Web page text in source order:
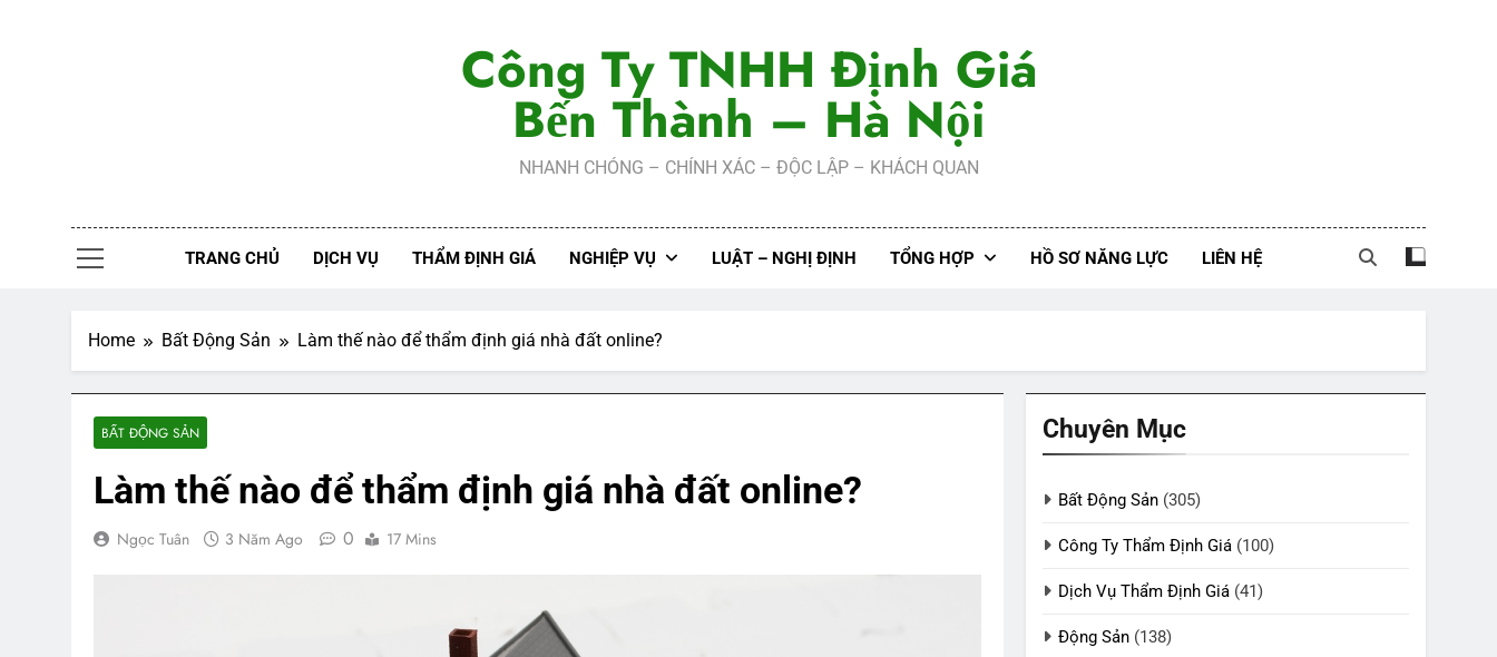
Công Ty TNHH Định Giá
Bến Thành – Hà Nội
NHANH CHÓNG – CHÍNH XÁC – ĐỘC LẬP – KHÁCH QUAN
TRANG CHỦ DỊCH VỤ THẨM ĐỊNH GIÁ NGHIỆP VỤ LUẬT – NGHỊ ĐỊNH TỔNG HỢP HỒ SƠ NĂNG LỰC LIÊN HỆ
Home Bất Động Sản Làm thế nào để thẩm định giá nhà đất online?
BẤT ĐỘNG SẢN
Làm thế nào để thẩm định giá nhà đất online?
Ngọc Tuân 3 Năm Ago 0 17 Mins
Chuyên Mục
Bất Động Sản (305)
Công Ty Thẩm Định Giá (100)
Dịch Vụ Thẩm Định Giá (41)
Động Sản (138)